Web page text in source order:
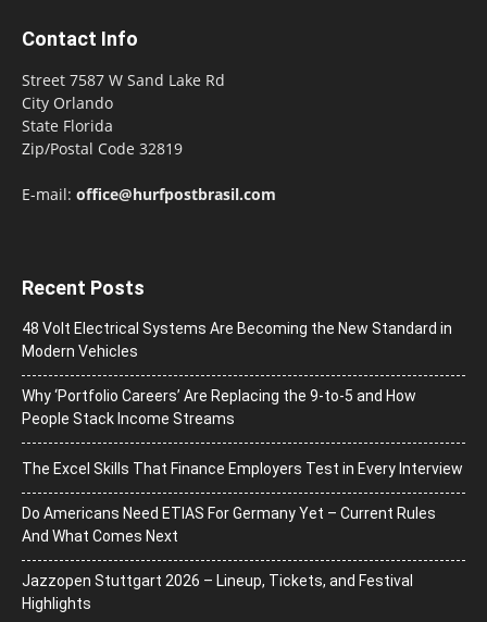
Contact Info
Street 7587 W Sand Lake Rd
City Orlando
State Florida
Zip/Postal Code 32819
E-mail: office@hurfpostbrasil.com
Recent Posts
48 Volt Electrical Systems Are Becoming the New Standard in
Modern Vehicles
Why ‘Portfolio Careers’ Are Replacing the 9-to-5 and How
People Stack Income Streams
The Excel Skills That Finance Employers Test in Every Interview
Do Americans Need ETIAS For Germany Yet – Current Rules
And What Comes Next
J​azzopen Stuttgart 2026 – Lineup, Tickets, and Festival
Highlights